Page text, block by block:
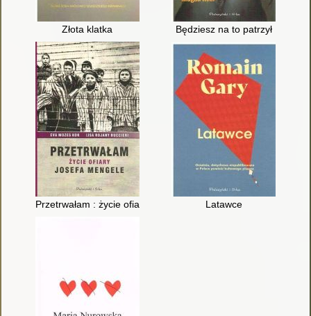
Złota klatka Będziesz na to patrzył
Przetrwałam : życie ofiary Josefa MengeleLatawce